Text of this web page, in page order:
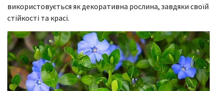
використовується як декоративна рослина, завдяки своїй
стійкості та красі.